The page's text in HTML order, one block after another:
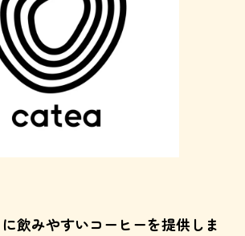
飲みやすいコーヒーを提供しま